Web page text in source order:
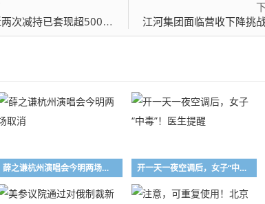
公司上半年专业设备制造收入下滑四成 江河集团面临营收下降挑战，建筑装饰板块
薛之谦杭州演唱会今明两场取消 开一天一夜空调后，女子“中毒”！医生提醒